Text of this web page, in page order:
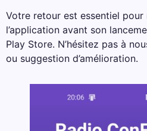
Votre retour est essentiel
l’application avant son
Play Store. N’hésitez pas à
ou suggestion d’amélioration.